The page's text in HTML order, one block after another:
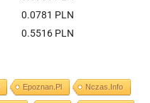
0.0781 PLN
0.5516 PLN
Epoznan.pl Nczas.info